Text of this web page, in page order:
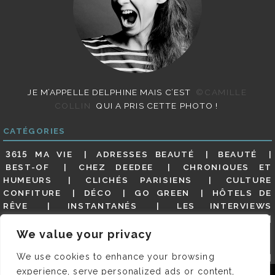
We value your privacy
We use cookies to enhance your browsing
experience, serve personalized ads or content,
JE M’APPELLE DELPHINE MAIS C’EST
©CAMILLE
COLLIN
QUI A PRIS CETTE PHOTO !
CATÉGORIES
3615 MA VIE ADRESSES BEAUTÉ
BEAUTÉ
BEST-OF
CHEZ DEEDEE
CHRONIQUES ET
HUMEURS
CLICHÉS PARISIENS
CULTURE
CONFITURE
DÉCO GO GREEN
HÔTELS DE
RÊVE
INSTANTANÉS
LES INTERVIEWS
MES ADRESSES
MODE NON CLASSÉ
GUIDE
PARIS EN PHOTOS
RESTAURANTS
REVUE DE PRESSE DÉTAILLÉE, SIOU PLAIT